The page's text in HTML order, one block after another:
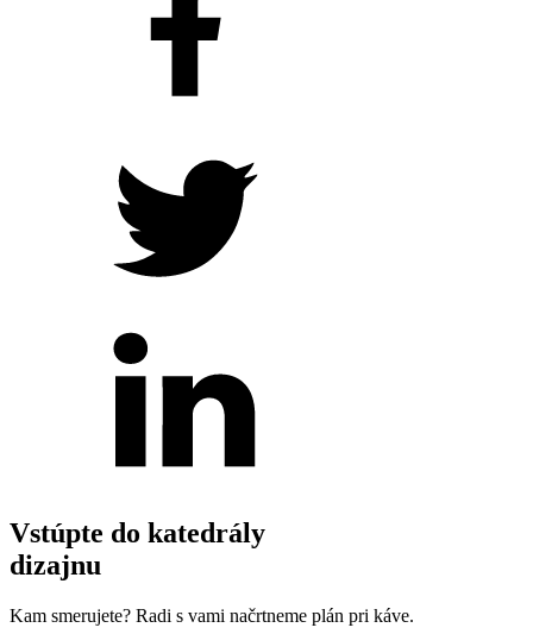
Vstúpte do katedrály
dizajnu
Kam smerujete? Radi s vami načrtneme plán pri káve.